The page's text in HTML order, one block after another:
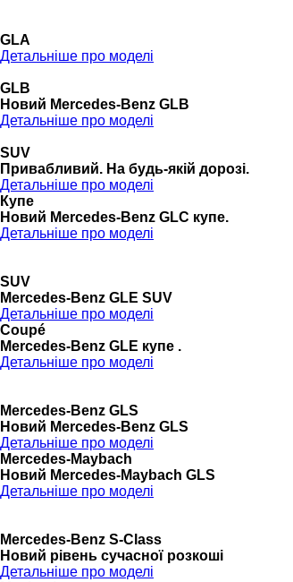
GLA
Детальніше про моделі
GLB
Новий Mercedes-Benz GLB
Детальніше про моделі
SUV
Привабливий. На будь-якій дорозі.
Детальніше про моделі
Купе
Новий Mercedes-Benz GLС купе.
Детальніше про моделі
SUV
Mercedes-Benz GLE SUV
Детальніше про моделі
Coupé
Mercedes-Benz GLE купе .
Детальніше про моделі
Mercedes-Benz GLS
Новий Mercedes-Benz GLS
Детальніше про моделі
Mercedes-Maybach
Новий Mercedes-Maybach GLS
Детальніше про моделі
Mercedes-Benz S-Class
Новий рівень сучасної розкоші
Детальніше про моделі